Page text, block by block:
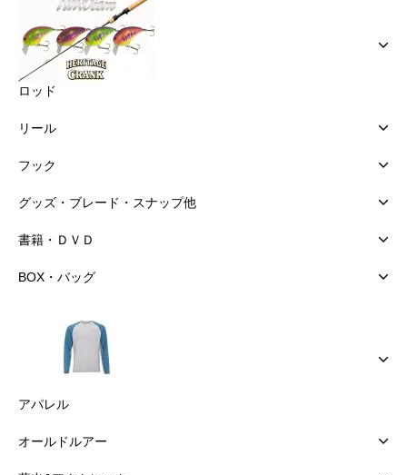
ロッド
リール
フック
グッズ・ブレード・スナップ他
書籍・ＤＶＤ
BOX・バッグ
アパレル
オールドルアー